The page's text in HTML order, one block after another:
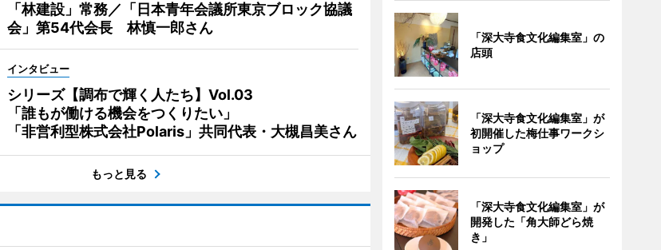
「林建設」常務／「日本青年会議所東京ブロック協議
会」第54代会長 林慎一郎さん
インタビュー
シリーズ【調布で輝く人たち】Vol.03
「誰もが働ける機会をつくりたい」
「非営利型株式会社Polaris」共同代表・大槻昌美さん
もっと見る
「深大寺食文化編集室」の
店頭
「深大寺食文化編集室」が
初開催した梅仕事ワークシ
ョップ
「深大寺食文化編集室」が
開発した「角大師どら焼
き」